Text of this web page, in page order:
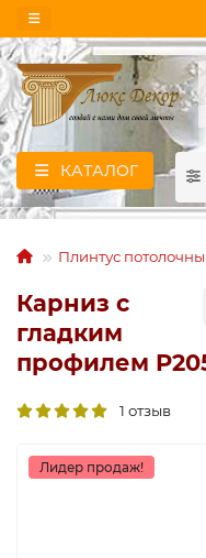
КАТАЛОГ
Плинтус
Карниз с
гладким
профилем
1 отзыв
Лидер продаж!